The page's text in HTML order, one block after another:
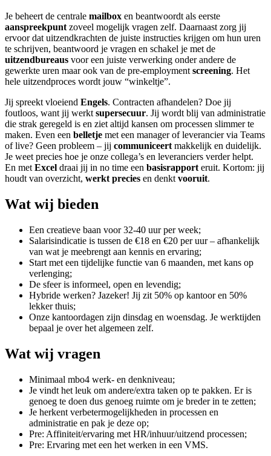
Je beheert de centrale mailbox en beantwoordt als eerste
aanspreekpunt zoveel mogelijk vragen zelf. Daarnaast zorg jij
ervoor dat uitzendkrachten de juiste instructies krijgen om hun uren
te schrijven, beantwoord je vragen en schakel je met de
uitzendbureaus voor een juiste verwerking onder andere de
gewerkte uren maar ook van de pre-employment screening. Het
hele uitzendproces wordt jouw “winkeltje”.
Jij spreekt vloeiend Engels. Contracten afhandelen? Doe jij
foutloos, want jij werkt supersecuur. Jij wordt blij van administratie
die strak geregeld is en ziet altijd kansen om processen slimmer te
maken. Even een belletje met een manager of leverancier via Teams
of live? Geen probleem – jij communiceert makkelijk en duidelijk.
Je weet precies hoe je onze collega’s en leveranciers verder helpt.
En met Excel draai jij in no time een basisrapport eruit. Kortom: jij
houdt van overzicht, werkt precies en denkt vooruit.
Wat wij bieden
Een creatieve baan voor 32-40 uur per week;
Salarisindicatie is tussen de €18 en €20 per uur – afhankelijk
van wat je meebrengt aan kennis en ervaring;
Start met een tijdelijke functie van 6 maanden, met kans op
verlenging;
De sfeer is informeel, open en levendig;
Hybride werken? Jazeker! Jij zit 50% op kantoor en 50%
lekker thuis;
Onze kantoordagen zijn dinsdag en woensdag. Je werktijden
bepaal je over het algemeen zelf.
Wat wij vragen
Minimaal mbo4 werk- en denkniveau;
Je vindt het leuk om andere/extra taken op te pakken. Er is
genoeg te doen dus genoeg ruimte om je breder in te zetten;
Je herkent verbetermogelijkheden in processen en
administratie en pak je deze op;
Pre: Affiniteit/ervaring met HR/inhuur/uitzend processen;
Pre: Ervaring met een het werken in een VMS.